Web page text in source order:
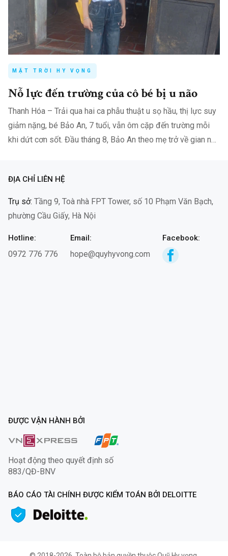
MẶT TRỜI HY VỌNG
Nỗ lực đến trường của cô bé bị u não
Thanh Hóa – Trải qua hai ca phẫu thuật u sọ hầu, thị lực suy
giảm nặng, bé Bảo An, 7 tuổi, vẫn ôm cặp đến trường mỗi
khi dứt cơn sốt. Đầu tháng 8, Bảo An theo mẹ trở về gian nhà
ĐỊA CHỈ LIÊN HỆ
Trụ sở: Tầng 9, Toà nhà FPT Tower, số 10 Phạm Văn Bạch,
phường Cầu Giấy, Hà Nội
Hotline:
0972 776 776
Email:
hope@quyhyvong.com
Facebook:
ĐƯỢC VẬN HÀNH BỞI
Hoạt động theo quyết định số
883/QĐ-BNV
BÁO CÁO TÀI CHÍNH ĐƯỢC KIỂM TOÁN BỞI DELOITTE